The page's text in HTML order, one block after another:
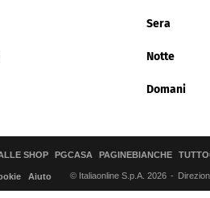
Sera
Notte
Domani
SHOP PGCASA PAGINEBIANCHE
Aiuto © Italiaonline S.p.A. 2026